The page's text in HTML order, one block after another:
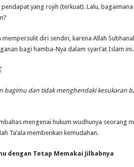
yang rojih (terkuat). Lalu,
diri sendiri, karena Allah
bagi hamba-Nya dalam syari’at Islam ini.
bagimu dan tidak menghendaki kesukaran
mengenai hukum wudhunya seorang
Ta’ala memberikan kemudahan.
dengan Tetap Memakai Jilbabnya